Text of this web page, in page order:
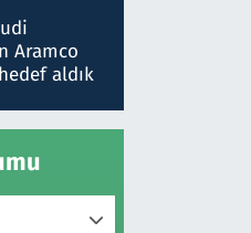
ben
Aramco
aldık